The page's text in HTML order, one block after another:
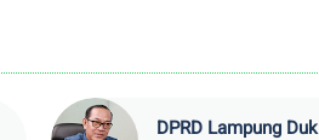
DPRD Lampung